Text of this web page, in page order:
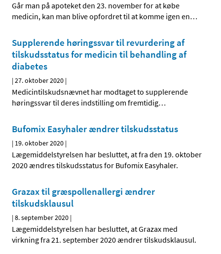
Går man på apoteket den 23. november for at købe
medicin, kan man blive opfordret til at komme igen en…
Supplerende høringssvar til revurdering af
tilskudsstatus for medicin til behandling af
diabetes
|27. oktober 2020 |
Medicintilskudsnævnet har modtaget to supplerende
høringssvar til deres indstilling om fremtidig…
Bufomix Easyhaler ændrer tilskudsstatus
| 19. oktober 2020 |
Lægemiddelstyrelsen har besluttet, at fra den 19. oktober
2020 ændres tilskudsstatus for Bufomix Easyhaler.
Grazax til græspollenallergi ændrer
tilskudsklausul
|8. september 2020 |
Lægemiddelstyrelsen har besluttet, at Grazax med
virkning fra 21. september 2020 ændrer tilskudsklausul.